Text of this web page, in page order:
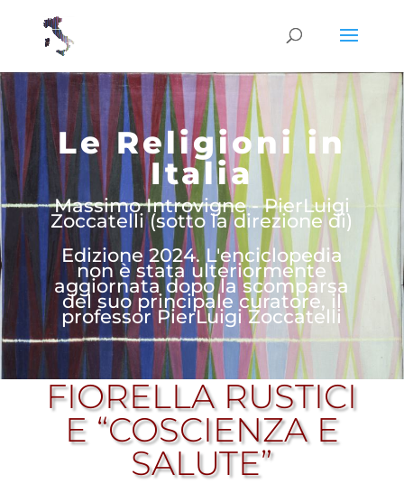
Le Religioni in
Italia
Massimo Introvigne - PierLuigi
Zoccatelli (sotto la direzione di)
Edizione 2024. L'enciclopedia
non è stata ulteriormente
aggiornata dopo la scomparsa
del suo principale curatore, il
professor PierLuigi Zoccatelli
FIORELLA RUSTICI
E “COSCIENZA E
SALUTE”